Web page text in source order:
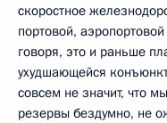
скоростное
портовой,
говоря, это и раньше
ухудшающейся
совсем не значит, что
резервы бездумно, не